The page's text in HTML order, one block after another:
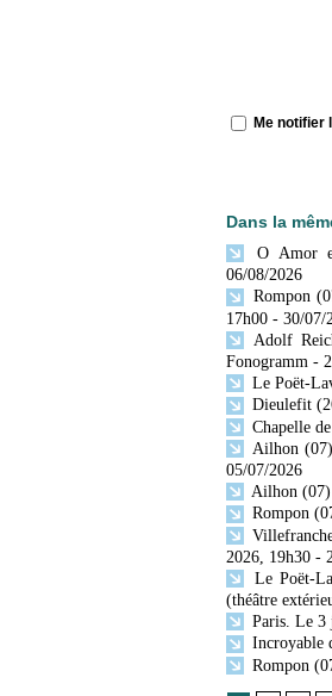
Me notifier
Dans la
O Amor
06/08/2026
Rompon
17h00 - 30/07/
Adolf
Fonogramm -
Le Poët-
Dieulefit
Chapelle
Ailhon
05/07/2026
Ailhon
Rompon
2026, 19h30 -
Le Poët-
(théâtre
Paris. Le 3
Incroyable
Rompon